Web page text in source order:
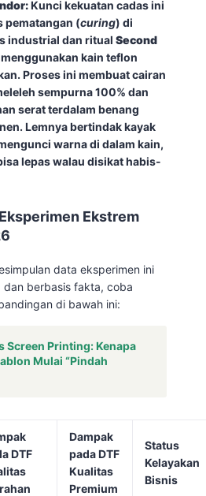
Kunci kekuatan cadas ini
pematangan (curing) di
industrial dan ritual Second
menggunakan kain teflon
Proses ini membuat cairan
sempurna 100% dan
serat terdalam benang
Lemnya bertindak kayak
warna di dalam kain,
lepas walau disikat habis-
Ekstrem
data eksperimen ini
dan berbasis fakta, coba
di bawah ini:
Screen Printing: Kenapa
Mulai “Pindah
DTF
Dampak
pada DTF
Kualitas
Premium
Status
Kelayakan
Bisnis